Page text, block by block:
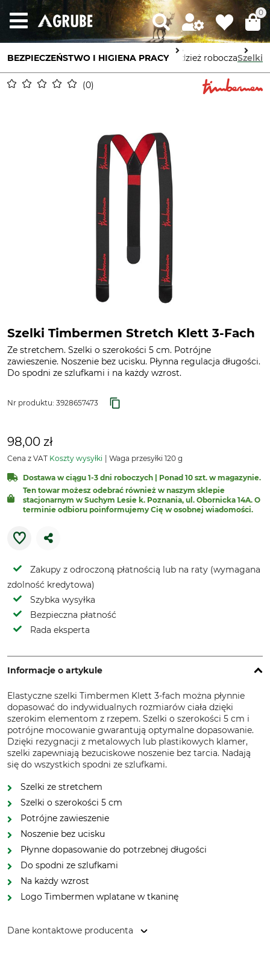
0
BEZPIECZEŃSTWO I HIGIENA PRACY
Ochrona ciała Odzież roboczaSzelki
0
Szelki Timbermen Stretch Klett 3-Fach
Ze stretchem. Szelki o szerokości 5 cm. Potrójne
zawieszenie. Noszenie bez ucisku. Płynna regulacja długości.
Do spodni ze szlufkami i na każdy wzrost.
Nr produktu: 3928657473
98,00 zł
Cena z VAT Koszty wysyłki Waga przesyłki 120 g
Dostawa w ciągu 1-3 dni roboczych | Ponad 10 szt. w magazynie.
Ten towar możesz odebrać również w naszym sklepie
stacjonarnym w Suchym Lesie k. Poznania, ul. Obornicka 14A. O
terminie odbioru poinformujemy Cię w osobnej wiadomości.
Zakupy z odroczoną płatnością lub na raty (wymagana
zdolność kredytowa)
Szybka wysyłka
Bezpieczna płatność
Rada eksperta
Informacje o artykule
Elastyczne szelki Timbermen Klett 3-fach można płynnie
dopasować do indywidualnych rozmiarów ciała dzięki
szerokim elementom z rzepem. Szelki o szerokości 5 cm i
potrójne mocowanie gwarantują optymalne dopasowanie.
Dzięki rezygnacji z metalowych lub plastikowych klamer,
szelki zapewniają bezuciskowe noszenie bez tarcia. Nadają
się do wszystkich spodni ze szlufkami.
Szelki ze stretchem
Szelki o szerokości 5 cm
Potrójne zawieszenie
Noszenie bez ucisku
Płynne dopasowanie do potrzebnej długości
Do spodni ze szlufkami
Na każdy wzrost
Logo Timbermen wplatane w tkaninę
Dane kontaktowe producenta